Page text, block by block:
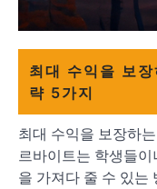
최대 수익을 보
략 5가지
최대 수익을 보장하
르바이트는 학생들
을 가져다 줄 수 있는